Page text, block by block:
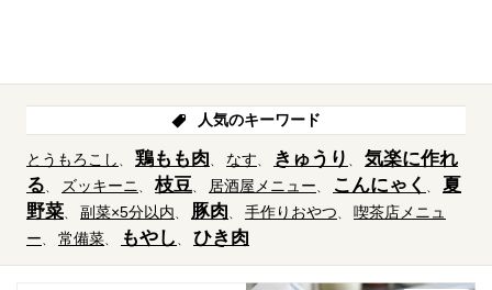
人気のキーワード
とうもろこし 鶏もも肉 なす きゅうり
気楽に作れ
る
ズッキーニ 枝豆 居酒屋メニュー こんにゃく
夏
野菜
副菜×5分以内 豚肉 手作りおやつ
喫茶店メニュ
ー
常備菜 もやし ひき肉